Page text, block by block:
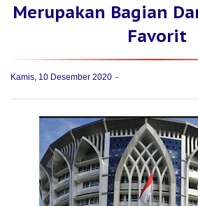
Merupakan Bagian
Favorit
Kamis, 10 Desember 2020